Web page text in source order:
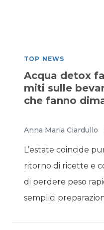
TOP NEWS
Acqua detox
miti sulle
che fanno
Anna Maria Ciardullo
L’estate coincide
ritorno di ricette e
di perdere peso
semplici